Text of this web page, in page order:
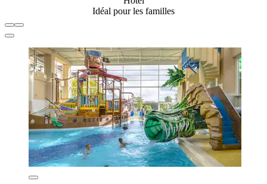
Idéal pour les familles